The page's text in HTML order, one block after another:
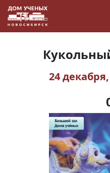
Наука
О Доме
24 декабря,